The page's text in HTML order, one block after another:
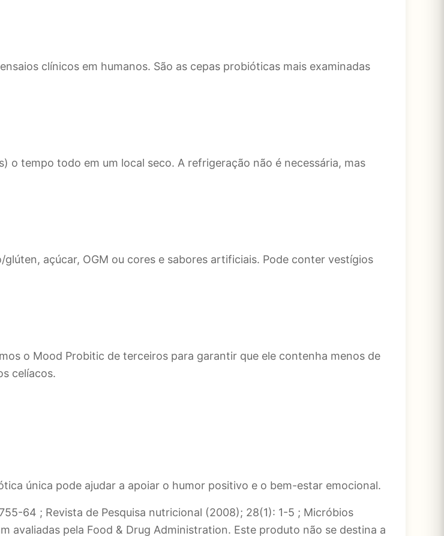
clínicos em humanos. São as cepas probióticas mais examinadas
o tempo todo em um local seco. A refrigeração não é necessária, mas
açúcar, OGM ou cores e sabores artificiais. Pode conter vestígios
o Mood Probitic de terceiros para garantir que ele contenha menos de
celíacos.
única pode ajudar a apoiar o humor positivo e o bem-estar emocional.
64 ; Revista de Pesquisa nutricional (2008); 28(1): 1-5 ; Micróbios
avaliadas pela Food & Drug Administration. Este produto não se destina a